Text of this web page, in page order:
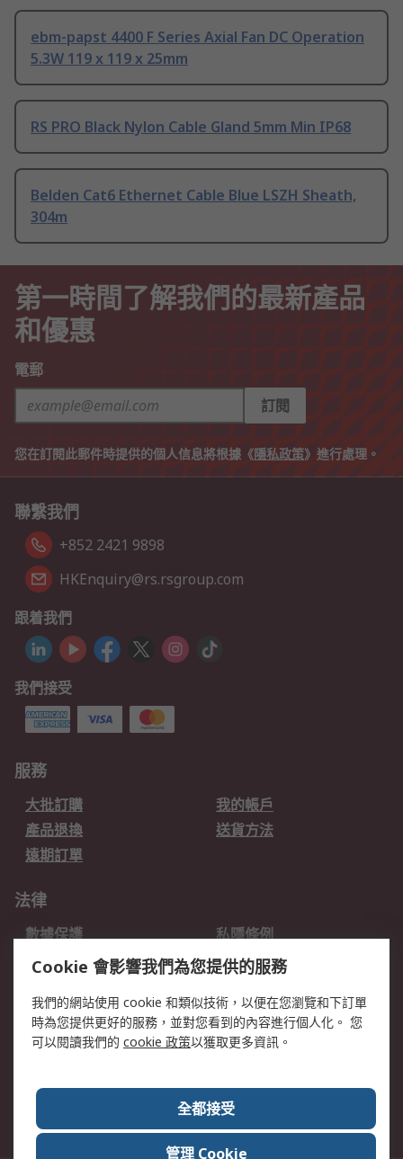
ebm-papst 4400 F Series Axial Fan DC Operation
5.3W 119 x 119 x 25mm
RS PRO Black Nylon Cable Gland 5mm Min IP68
Belden Cat6 Ethernet Cable Blue LSZH Sheath,
304m
第一時間了解我們的最新產品
和優惠
電郵
訂閱
您在訂閱此郵件時提供的個人信息將根據《隱私政策》進行處理。
聯繫我們
+852 2421 9898
HKEnquiry@rs.rsgroup.com
跟着我們
我們接受
服務
大批訂購
我的帳戶
產品退換
送貨方法
遠期訂單
法律
數據保護
私隱條例
網站條款
郵件安全
關於RS
全球辦事處
加入我們
關於RS
Cookie 會影響我們為您提供的服務
我們的網站使用 cookie 和類似技術，以便在您瀏覽和下訂單
時為您提供更好的服務，並對您看到的內容進行個人化。 您
可以閱讀我們的 cookie 政策以獲取更多資訊。
全都接受
管理 Cookie